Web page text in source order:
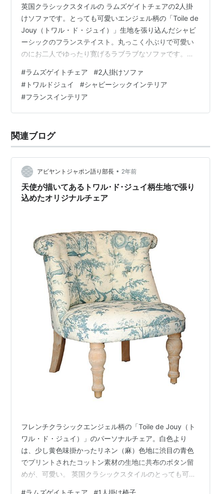
英国クラシックスタイルの ラムズゲイトチェアの2人掛
けソファです。とっても可愛いエンジェル柄の「Toile de
Jouy（トワル・ド・ジュイ）」生地を張り込んだシャビ
ーシックのフランステイスト。丸っこく小ぶりで可愛い
のにお二人でゆったり寛げるラブラブなソファです。質
座り心地も満足されるはずです。 張り生地と天然木製の
脚部がシャビーシックなフランスインテリア ラムズゲイ
ト2人掛けソファ張り生地：コットン脚部：天然木（アッ
シュウッド）サイズ：W122 D72 SH41 H70 cm税込み価
#ラムズゲイトチェア #2人掛けソファ
# トワルドジュイ #シャビーシックインテリア
#フランスインテリア
関連ブログ
アビヤントジャポン語り部長 • 2年前
天使が描いてあるトワル･ド･ジュイ柄生地で張り
込めたオリジナルチェア
フレンチクラシックエンジェル柄の「Toile de Jouy（ト
ワル・ド・ジュイ）」のパーソナルチェア。白色より
は、少し黄色味掛かったリネン（麻）色地に渋目の青色
でプリントされたコットン素材の生地に共布のボタン留
めが、可愛い。 英国クラシックスタイルのとっても可愛
#ラムズゲイトチェア #1人掛け椅子